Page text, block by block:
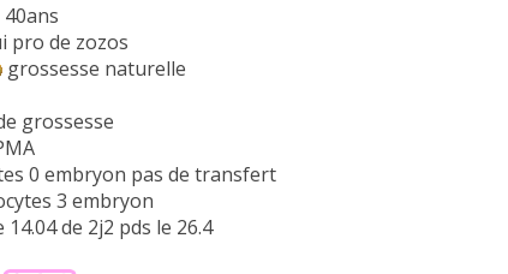
pro de zozos
grossesse naturelle
grossesse
0 embryon pas de transfert
3 embryon
de 2j2 pds le 26.4